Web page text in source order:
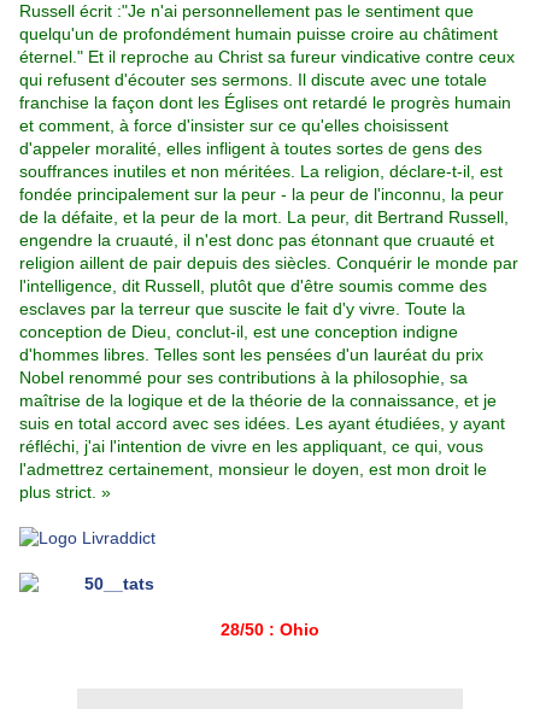
Russell écrit :"Je n'ai personnellement pas le sentiment que
quelqu'un de profondément humain puisse croire au châtiment
éternel." Et il reproche au Christ sa fureur vindicative contre ceux
qui refusent d'écouter ses sermons. Il discute avec une totale
franchise la façon dont les Églises ont retardé le progrès humain
et comment, à force d'insister sur ce qu'elles choisissent
d'appeler moralité, elles infligent à toutes sortes de gens des
souffrances inutiles et non méritées. La religion, déclare-t-il, est
fondée principalement sur la peur - la peur de l'inconnu, la peur
de la défaite, et la peur de la mort. La peur, dit Bertrand Russell,
engendre la cruauté, il n'est donc pas étonnant que cruauté et
religion aillent de pair depuis des siècles. Conquérir le monde par
l'intelligence, dit Russell, plutôt que d'être soumis comme des
esclaves par la terreur que suscite le fait d'y vivre. Toute la
conception de Dieu, conclut-il, est une conception indigne
d'hommes libres. Telles sont les pensées d'un lauréat du prix
Nobel renommé pour ses contributions à la philosophie, sa
maîtrise de la logique et de la théorie de la connaissance, et je
suis en total accord avec ses idées. Les ayant étudiées, y ayant
réfléchi, j'ai l'intention de vivre en les appliquant, ce qui, vous
l'admettrez certainement, monsieur le doyen, est mon droit le
plus strict. »
28/50 : Ohio